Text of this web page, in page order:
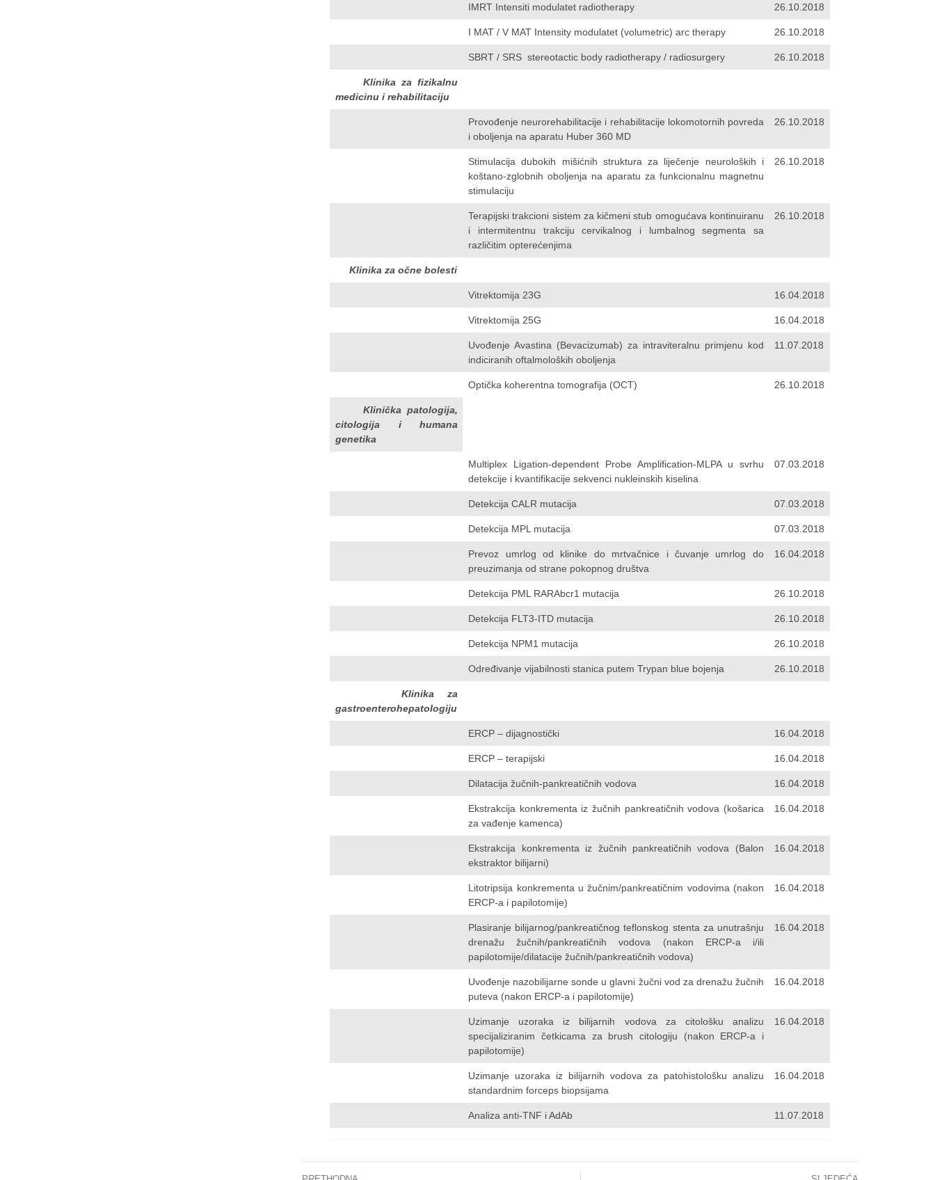
IMRT Intensiti modulatet radiotherapy 26.10.2018
I MAT / V MAT Intensity modulatet (volumetric) arc therapy 26.10.2018
SBRT / SRS stereotactic body radiotherapy / radiosurgery 26.10.2018
Klinika za fizikalnu
medicinu i rehabilitaciju
Provođenje neurorehabilitacije i rehabilitacije lokomotornih povreda
i oboljenja na aparatu Huber 360 MD
26.10.2018
Stimulacija dubokih mišićnih struktura za liječenje neuroloških i
koštano-zglobnih oboljenja na aparatu za funkcionalnu magnetnu
stimulaciju
26.10.2018
Terapijski trakcioni sistem za kičmeni stub omogućava kontinuiranu
i intermitentnu trakciju cervikalnog i lumbalnog segmenta sa
različitim opterećenjima
26.10.2018
Klinika za očne bolesti
Vitrektomija 23G 16.04.2018
Vitrektomija 25G 16.04.2018
Uvođenje Avastina (Bevacizumab) za intraviteralnu primjenu kod
indiciranih oftalmoloških oboljenja
11.07.2018
Optička koherentna tomografija (OCT) 26.10.2018
Klinička patologija,
citologija i humana
genetika
Multiplex Ligation-dependent Probe Amplification-MLPA u svrhu
detekcije i kvantifikacije sekvenci nukleinskih kiselina
07.03.2018
Detekcija CALR mutacija 07.03.2018
Detekcija MPL mutacija 07.03.2018
Prevoz umrlog od klinike do mrtvačnice i čuvanje umrlog do
preuzimanja od strane pokopnog društva
16.04.2018
Detekcija PML RARAbcr1 mutacija 26.10.2018
Detekcija FLT3-ITD mutacija 26.10.2018
Detekcija NPM1 mutacija 26.10.2018
Određivanje vijabilnosti stanica putem Trypan blue bojenja 26.10.2018
Klinika za
gastroenterohepatologiju
ERCP – dijagnostički 16.04.2018
ERCP – terapijski 16.04.2018
Dilatacija žučnih-pankreatičnih vodova 16.04.2018
Ekstrakcija konkrementa iz žučnih pankreatičnih vodova (košarica
za vađenje kamenca)
16.04.2018
Ekstrakcija konkrementa iz žučnih pankreatičnih vodova (Balon
ekstraktor bilijarni)
16.04.2018
Litotripsija konkrementa u žučnim/pankreatičnim vodovima (nakon
ERCP-a i papilotomije)
16.04.2018
Plasiranje bilijarnog/pankreatičnog teflonskog stenta za unutrašnju
drenažu žučnih/pankreatičnih vodova (nakon ERCP-a i/ili
papilotomije/dilatacije žučnih/pankreatičnih vodova)
16.04.2018
Uvođenje nazobilijarne sonde u glavni žučni vod za drenažu žučnih
puteva (nakon ERCP-a i papilotomije)
16.04.2018
Uzimanje uzoraka iz bilijarnih vodova za citološku analizu
specijaliziranim četkicama za brush citologiju (nakon ERCP-a i
papilotomije)
16.04.2018
Uzimanje uzoraka iz bilijarnih vodova za patohistološku analizu
standardnim forceps biopsijama
16.04.2018
Analiza anti-TNF i AdAb 11.07.2018